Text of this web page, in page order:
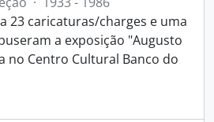
23 caricaturas/charges e uma
a exposição "Augusto
no Centro Cultural Banco do